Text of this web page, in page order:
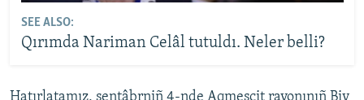
SEE ALSO:
Qırımda Nariman Celâl tutuldı. Neler belli?
Hatırlatamız, sentâbrniñ 4-nde Aqmescit rayonınıñ Biy